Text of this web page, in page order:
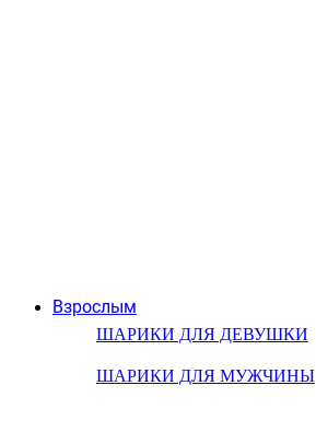
Взрослым
ШАРИКИ ДЛЯ ДЕВУШКИ
ШАРИКИ ДЛЯ МУЖЧИНЫ